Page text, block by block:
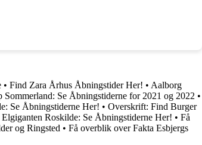
• Find Zara Århus Åbningstider Her! • Aalborg
Sommerland: Se Åbningstiderne for 2021 og 2022 •
Se Åbningstiderne Her! • Overskrift: Find Burger
Roskilde: Se Åbningstiderne Her! • Få
og Ringsted • Få overblik over Fakta Esbjergs